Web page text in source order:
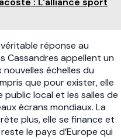
réponse au
Cassandres appellent un
nouvelles échelles du
que pour exister, elle
public local et les salles de
écrans mondiaux. La
plus, elle se finance et
le pays d’Europe qui